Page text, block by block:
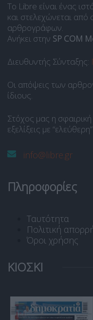
Το Libre είναι ένας
και στελεχώνεται
αρθρογράφων.
Ανήκει στην SP COM
Διευθυντής Σύνταξης:
Οι απόψεις των
ίδιους.
Στόχος μας η
εξελίξεις με
info@libre.gr
Πληροφορίες
Ταυτότητα
Πολιτική
Όροι χρήσης
ΚΙΟΣΚΙ